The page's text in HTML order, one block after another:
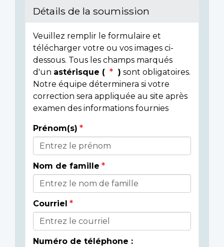
Détails de la soumission
Veuillez remplir le formulaire et
télécharger votre ou vos images ci-
dessous. Tous les champs marqués
d'un astérisque ( ) sont obligatoires.
Notre équipe déterminera si votre
correction sera appliquée au site après
examen des informations fournies
Donor
Details
Prénom(s)
Nom de famille
Courriel
Numéro de téléphone :